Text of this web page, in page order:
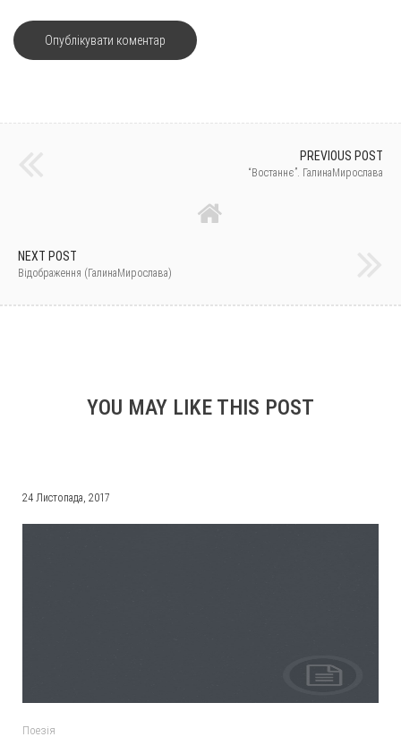
PREVIOUS POST
“Востаннє”. ГалинаМирослава
NEXT POST
Відображення (ГалинаМирослава)
YOU MAY LIKE THIS POST
24 Листопада, 2017
Поезія